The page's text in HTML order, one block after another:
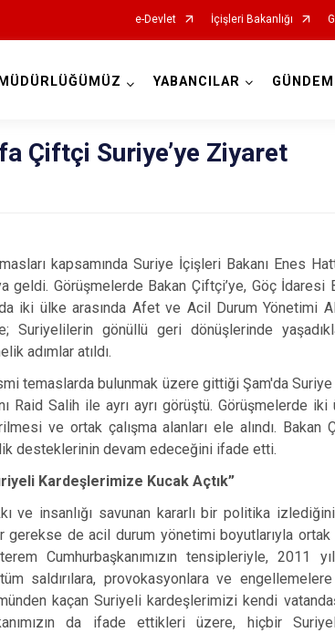
e-Devlet İçişleri Bakanlığı
MÜDÜRLÜĞÜMÜZ YABANCILAR GÜNDEM
Çiftçi Suriye’ye Ziyaret
kapsamında Suriye İçişleri Bakanı Enes
geldi. Görüşmelerde Bakan Çiftçi’ye, Göç İdaresi
iki ülke arasında Afet ve Acil Durum Yönetimi
Suriyelilerin gönüllü geri dönüşlerinde
adımlar atıldı.
temaslarda bulunmak üzere gittiği Şam'da
Raid Salih ile ayrı ayrı görüştü. Görüşmelerde
ve ortak çalışma alanları ele alındı. Bakan
desteklerinin devam edeceğini ifade etti.
Kardeşlerimize Kucak Açtık”
ve insanlığı savunan kararlı bir politika
gerekse de acil durum yönetimi boyutlarıyla
Cumhurbaşkanımızın tensipleriyle, 2011
saldırılara, provokasyonlara ve
kaçan Suriyeli kardeşlerimizi kendi
da ifade ettikleri üzere, hiçbir